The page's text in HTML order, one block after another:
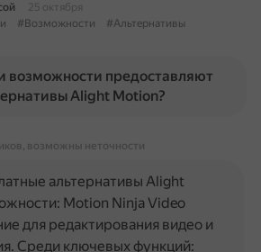
25 октября
#Возможности
#Альтернативы
возможности предоставляют
Alight Motion?
возможны неточности
альтернативы Alight
Motion Ninja Video
для редактирования видео и
Среди ключевых функций: